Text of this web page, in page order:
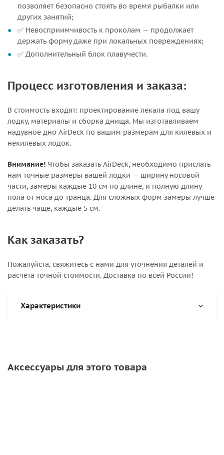
позволяет безопасно стоять во время рыбалки или
других занятий;
✅ Невосприимчивость к проколам — продолжает
держать форму даже при локальных повреждениях;
✅ Дополнительный блок плавучести.
Процесс изготовления и заказа:
В стоимость входят: проектирование лекала под вашу
лодку, материалы и сборка днища. Мы изготавливаем
надувное дно AirDeck по вашим размерам для килевых и
некилевых лодок.
Внимание! Чтобы заказать AirDeck, необходимо прислать
нам точные размеры вашей лодки — ширину носовой
части, замеры каждые 10 см по длине, и полную длину
пола от носа до транца. Для сложных форм замеры лучше
делать чаще, каждые 5 см.
Как заказать?
Пожалуйста, свяжитесь с нами для уточнения деталей и
расчета точной стоимости. Доставка по всей России!
Характеристики
Аксессуары для этого товара